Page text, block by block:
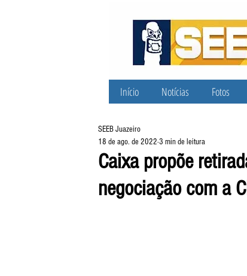
Início Notícias Fotos
Caixa propõe
negociação com a
SEEB Juazeiro
18 de ago. de 2022 3 min de leitura